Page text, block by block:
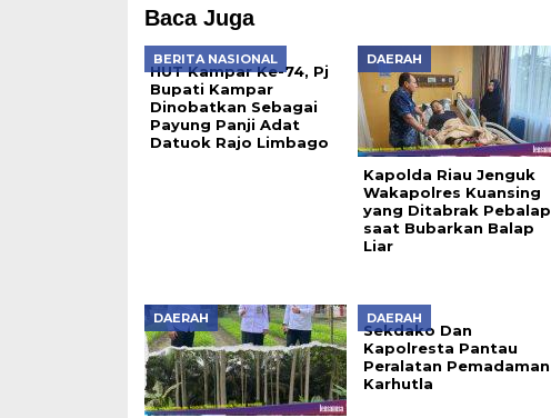
Baca Juga
BERITA NASIONAL
HUT Kampar Ke-74, Pj
Bupati Kampar
Dinobatkan Sebagai
Payung Panji Adat
Datuok Rajo Limbago
DAERAH
Kapolda Riau Jenguk
Wakapolres Kuansing
yang Ditabrak Pebalap
saat Bubarkan Balap
Liar
DAERAH DAERAH
Sekdako Dan
Kapolresta Pantau
Peralatan Pemadaman
Karhutla